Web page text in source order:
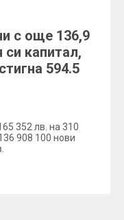
с още 136,9
си капитал,
594.5
352 лв. на 310
908 100 нови